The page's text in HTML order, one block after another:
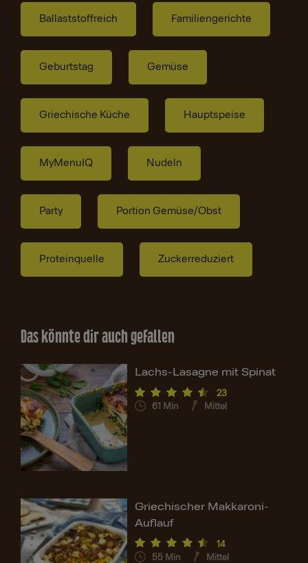
Ballaststoffreich Familiengerichte
Geburtstag Gemüse
Griechische Küche Hauptspeise
MyMenuIQ Nudeln
Party Portion Gemüse/Obst
Proteinquelle Zuckerreduziert
Das könnte dir auch gefallen
Lachs-Lasagne mit Spinat
23
61 Min Mittel
Griechischer Makkaroni-
Auflauf
14
55 Min Mittel